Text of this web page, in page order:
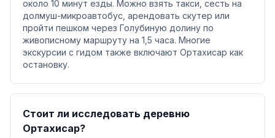
около 10 минут езды. Можно взять такси, сесть на
долмуш-микроавтобус, арендовать скутер или
пройти пешком через Голубиную долину по
живописному маршруту на 1,5 часа. Многие
экскурсии с гидом также включают Ортахисар как
остановку.
Стоит ли исследовать деревню
Ортахисар?